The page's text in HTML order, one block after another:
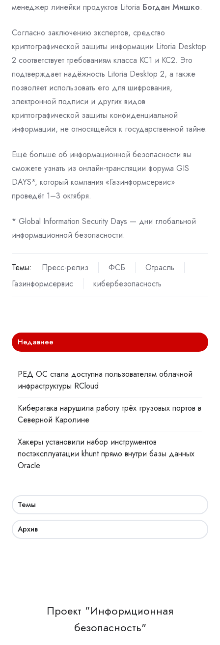
менеджер линейки продуктов Litoria Богдан Мишко.
Согласно заключению экспертов, средство
криптографической защиты информации Litoria Desktop
2 соответствует требованиям класса КС1 и КС2. Это
подтверждает надёжность Litoria Desktop 2, а также
позволяет использовать его для шифрования,
электронной подписи и других видов
криптографической защиты конфиденциальной
информации, не относящейся к государственной тайне.
Ещё больше об информационной безопасности вы
сможете узнать из онлайн-трансляции форума GIS
DAYS*, который компания «Газинформсервис»
проведёт 1–3 октября.
* Global Information Security Days — дни глобальной
информационной безопасности.
Темы: Пресс-релиз ФСБ
Отрасль
Газинформсервис
кибербезопасность
Недавнее
РЕД ОС стала доступна пользователям облачной
инфраструктуры RCloud
Кибератака нарушила работу трёх грузовых портов в
Северной Каролине
Хакеры установили набор инструментов
постэксплуатации khunt прямо внутри базы данных
Oracle
Темы
Архив
Проект "Информционная
безопасность"